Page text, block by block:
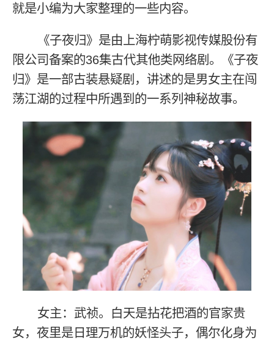
就是小编为大家整理的一些内容。
《子夜归》是由上海柠萌影视传媒股份有
限公司备案的36集古代其他类网络剧。《子夜
归》是一部古装悬疑剧，讲述的是男女主在闯
荡江湖的过程中所遇到的一系列神秘故事。
女主：武祯。白天是拈花把酒的官家贵
女，夜里是日理万机的妖怪头子，偶尔化身为